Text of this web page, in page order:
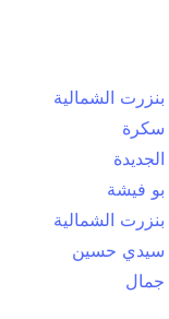
بنزرت الشمالية
سكرة
الجديدة
بو فيشة
بنزرت الشمالية
سيدي حسين
جمال